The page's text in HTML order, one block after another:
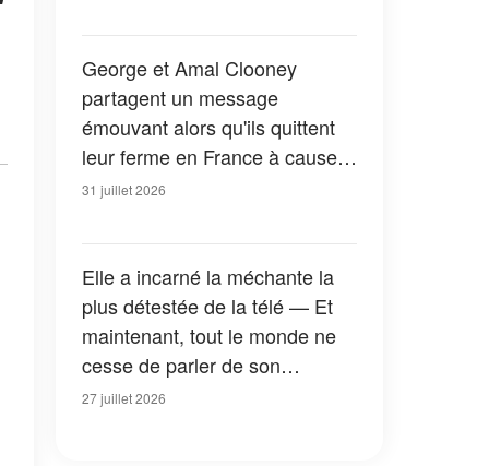
George et Amal Clooney
partagent un message
émouvant alors qu'ils quittent
leur ferme en France à cause
des feux de forêt — Tous les
31 juillet 2026
Elle a incarné la méchante la
plus détestée de la télé — Et
maintenant, tout le monde ne
cesse de parler de son
apparition dans la nouvelle
27 juillet 2026